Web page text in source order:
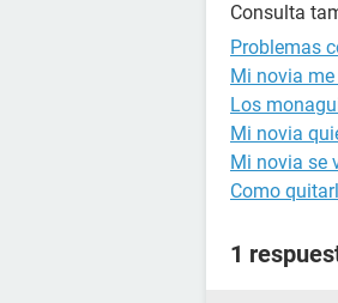
Consulta
Problemas
Mi novia
Los
Mi novia
Mi novia se
Como
1